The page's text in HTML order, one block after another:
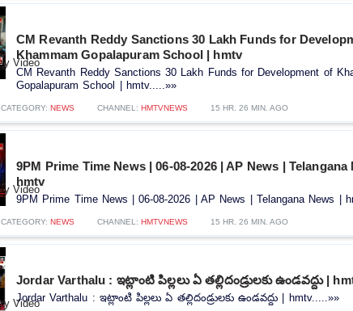
CM Revanth Reddy Sanctions 30 Lakh Funds for
Khammam Gopalapuram School | hmtv
CM Revanth Reddy Sanctions 30 Lakh Funds for Development of
Gopalapuram School | hmtv.....»»
CATEGORY: NEWS CHANNEL: HMTVNEWS 15 HR. 26 MIN. AGO
9PM Prime Time News | 06-08-2026 | AP News | Telangana
hmtv
9PM Prime Time News | 06-08-2026 | AP News | Telangana News |
CATEGORY: NEWS CHANNEL: HMTVNEWS 15 HR. 26 MIN. AGO
Jordar Varthalu : ఇట్లాంటి పిల్లలు ఏ తల్లిదండ్రులకు ఉండవద్దు |
Jordar Varthalu : ఇట్లాంటి పిల్లలు ఏ తల్లిదండ్రులకు ఉండవద్దు | hmtv.....»»